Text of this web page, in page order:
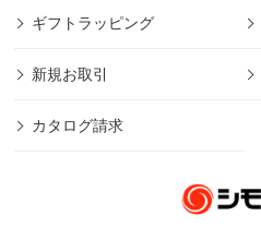
ギフトラッピング
新規お取引
カタログ請求